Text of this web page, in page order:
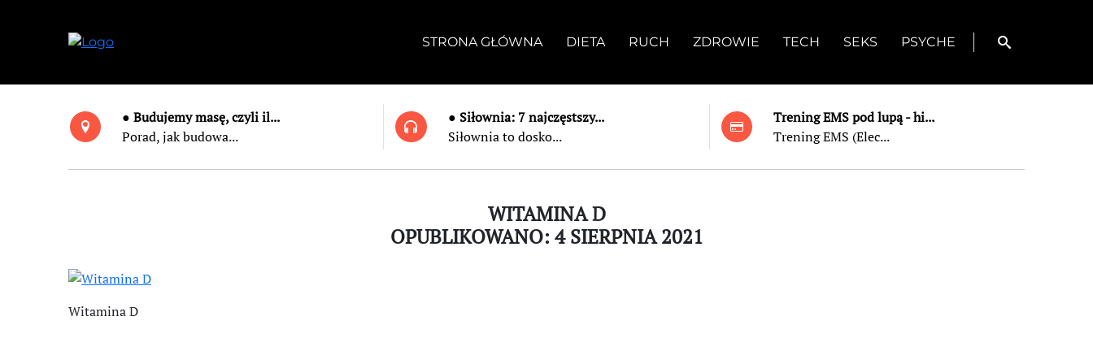
STRONA GŁÓWNA DIETA RUCH ZDROWIE TECH SEKS PSYCHE
● Budujemy masę, czyli il...
Porad, jak budowa...
● Siłownia: 7 najczęstszy...
Siłownia to dosko...
Trening EMS pod lupą - hi...
Trening EMS (Elec...
WITAMINA D
OPUBLIKOWANO: 4 SIERPNIA 2021
Witamina D